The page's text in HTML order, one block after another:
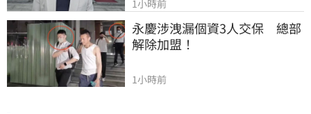
1小時前
永慶涉洩漏個資3人交保　總部
解除加盟！
1小時前